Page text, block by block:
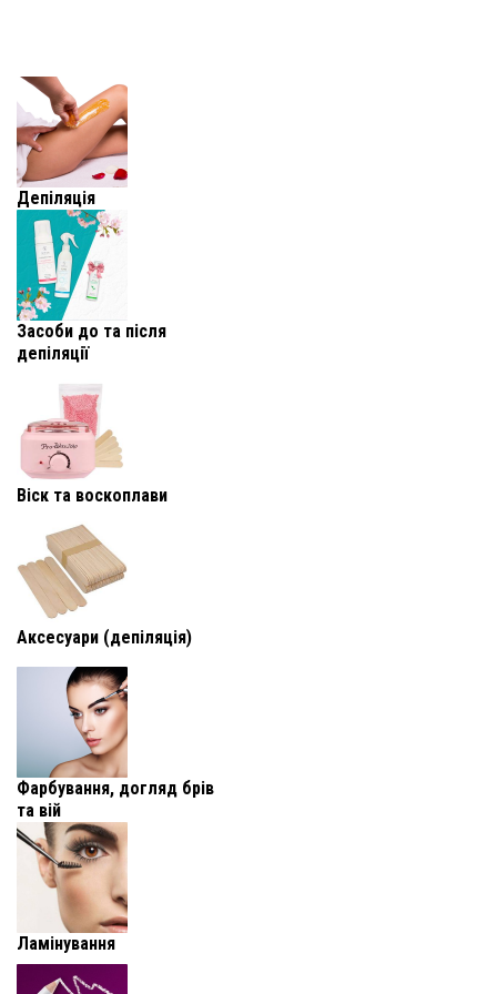
Депіляція
Засоби до та після
депіляції
Віск та воскоплави
Аксесуари (депіляція)
Фарбування, догляд брів
та вій
Ламінування